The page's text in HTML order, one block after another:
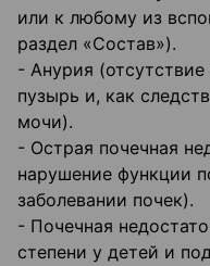
или к любому из
раздел «Состав»).
- Анурия
пузырь и, как
мочи).
- Острая почечная
нарушение функции
заболевании почек).
- Почечная
степени у детей и